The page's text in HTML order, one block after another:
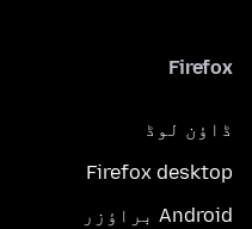
Firefox
ڈاؤن لوڈ
Firefox desktop
Android براؤزر